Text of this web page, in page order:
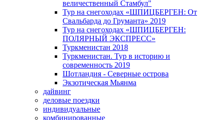
величественный Стамбул"
Тур на снегоходах «ШПИЦБЕРГЕН: От
Свальбарда до Груманта» 2019
Тур на снегоходах «ШПИЦБЕРГЕН:
ПОЛЯРНЫЙ ЭКСПРЕСС»
Туркменистан 2018
Туркменистан. Тур в историю и
современность 2019
Шотландия - Северные острова
Экзотическая Мьянма
дайвинг
деловые поездки
индивидуальные
комбинированные